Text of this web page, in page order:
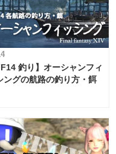
釣り】オーシャンフィ
ングの航路の釣り方・餌